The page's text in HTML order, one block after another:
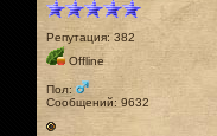
Репутация: 382
Offline
Пол:
Сообщений: 9632